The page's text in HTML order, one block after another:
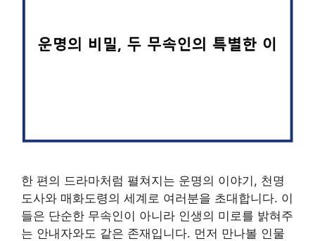
한 편의 드라마처럼 펼쳐지는 운명의 이야기, 천명
도사와 매화도령의 세계로 여러분을 초대합니다. 이
들은 단순한 무속인이 아니라 인생의 미로를 밝혀주
는 안내자와도 같은 존재입니다. 먼저 만나볼 인물